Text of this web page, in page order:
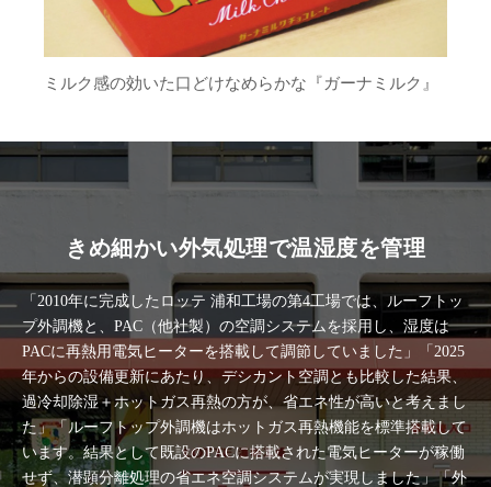
ミルク感の効いた口どけなめらかな『ガーナミルク』
きめ細かい外気処理で温湿度を管理
「2010年に完成したロッテ 浦和工場の第4工場では、ルーフトッ
プ外調機と、PAC（他社製）の空調システムを採用し、湿度は
PACに再熱用電気ヒーターを搭載して調節していました」「2025
年からの設備更新にあたり、デシカント空調とも比較した結果、
過冷却除湿＋ホットガス再熱の方が、省エネ性が高いと考えまし
た」「ルーフトップ外調機はホットガス再熱機能を標準搭載して
います。結果として既設のPACに搭載された電気ヒーターが稼働
せず、潜顕分離処理の省エネ空調システムが実現しました」「外